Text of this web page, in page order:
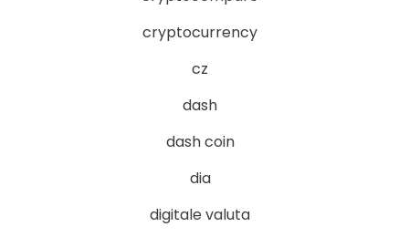
cryptocurrency
cz
dash
dash coin
dia
digitale valuta